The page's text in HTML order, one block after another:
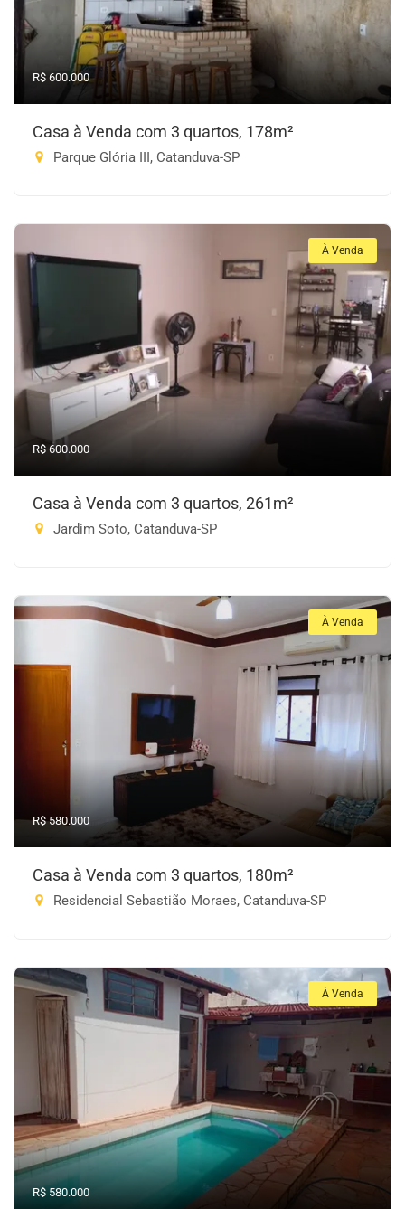
R$ 600.000
Casa à Venda com 3 quartos, 178m²
Parque Glória III, Catanduva-SP
À Venda
R$ 600.000
Casa à Venda com 3 quartos, 261m²
Jardim Soto, Catanduva-SP
À Venda
R$ 580.000
Casa à Venda com 3 quartos, 180m²
Residencial Sebastião Moraes, Catanduva-SP
À Venda
R$ 580.000